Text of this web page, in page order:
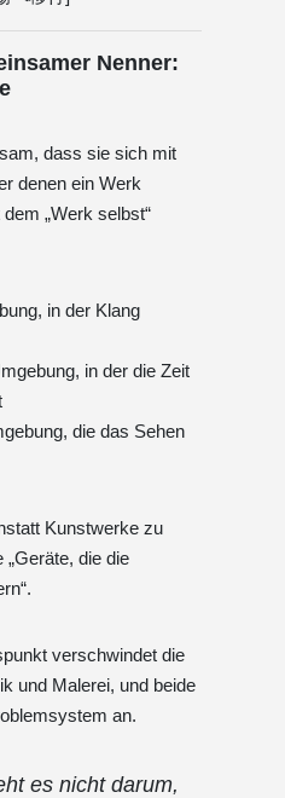
Nenner:
dass sie sich mit
denen ein Werk
„Werk selbst“
in der Klang
in der die Zeit
die das Sehen
Kunstwerke zu
die die
verschwindet die
und Malerei, und beide
an.
es nicht darum,